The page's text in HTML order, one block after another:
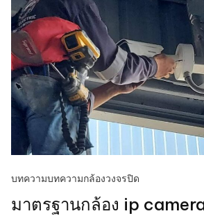
บทความบทความกล้องวงจรปิด
มาตรฐานกล้อง ip